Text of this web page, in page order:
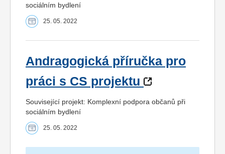
sociálním bydlení
25. 05. 2022
Andragogická příručka pro
práci s CS projektu
Související projekt: Komplexní podpora občanů při
sociálním bydlení
25. 05. 2022